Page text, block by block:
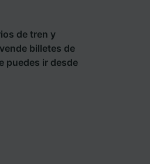
de tren y
billetes de
puedes ir desde